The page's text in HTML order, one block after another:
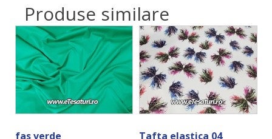
Produse similare
fas verde Tafta elastica 04